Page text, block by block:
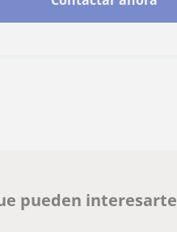
pueden interesarte